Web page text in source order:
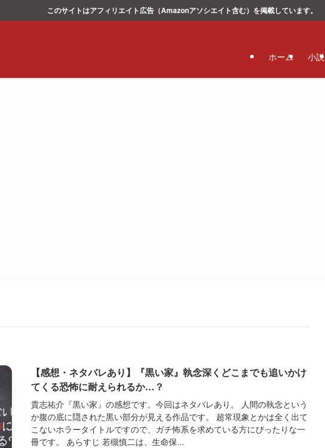
このサイトはアフィリエイト広告（Amazonアソシエイト含む）を掲載しています。
ホーム 小説
【感想・ネタバレあり】『黒い家』執念深くどこまでも追いかけ
てくる恐怖に耐えられるか…？
貴志祐介『黒い家』の感想です。今回はネタバレあり。 人間の執念という
か腹の底に隠された黒い部分が見える作品です。 超常現象とかは全く出て
こないホラータイトルですので、ガチ怖系を求めている方にぴったりな一
冊です。 あらすじ 若槻慎二は、生命保...